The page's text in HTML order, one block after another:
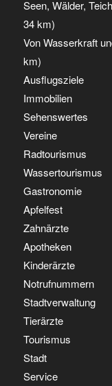
Seen, Wälder,
34 km)
Von Wasserkraft
km)
Ausflugsziele
Immobilien
Sehenswertes
Vereine
Radtourismus
Wassertourismus
Gastronomie
Apfelfest
Zahnärzte
Apotheken
Kinderärzte
Notrufnummern
Stadtverwaltung
Tierärzte
Tourismus
Stadt
Service